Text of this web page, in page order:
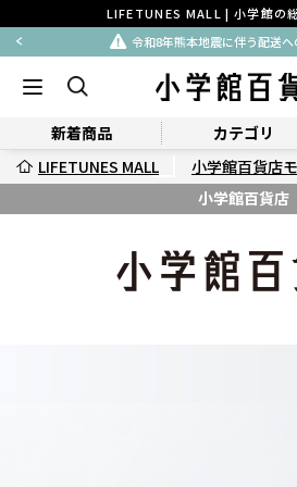
LIFETUNES MALL | 小学館の
令和8年熊本地震に伴う配送
新着商品 カテゴリ
LIFETUNES MALL
小学館百貨店
小学館百貨店